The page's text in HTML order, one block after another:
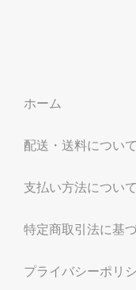
ホーム
配送・送料について
支払い方法について
特定商取引法に基
プライバシーポリ